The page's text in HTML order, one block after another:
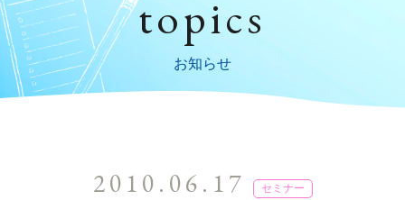
topics
お知らせ
2010.06.17 セミナー